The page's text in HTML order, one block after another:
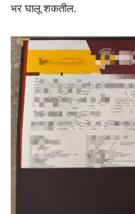
भर घालू शकतील.